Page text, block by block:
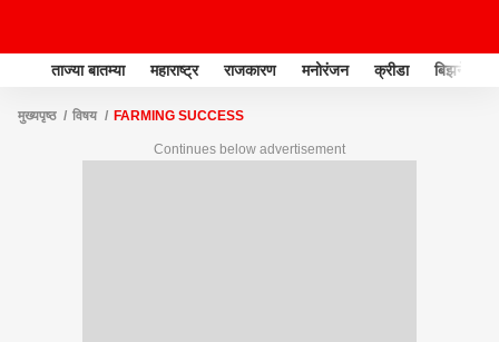
ताज्या बातम्या महाराष्ट्र राजकारण मनोरंजन क्रीडा बिझनेस
मुख्यपृष्ठ विषय FARMING SUCCESS
Continues below advertisement